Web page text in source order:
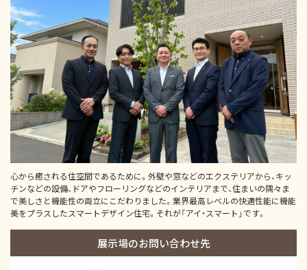
心から癒される住空間であるために。外壁や窓などのエクステリアから、キッ
チンなどの設備、ドアやフローリングなどのインテリアまで、住まいの隅々ま
で美しさと機能性の両立にこだわりました。業界最高レベルの快適性能に機能
美をプラスしたスマートデザイン住宅。それが「アイ・スマート」です。
展示場のお問い合わせ先